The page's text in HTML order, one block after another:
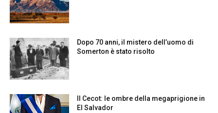
Dopo 70 anni, il mistero dell’uomo di
Somerton è stato risolto
Il Cecot: le ombre della megaprigione in
El Salvador